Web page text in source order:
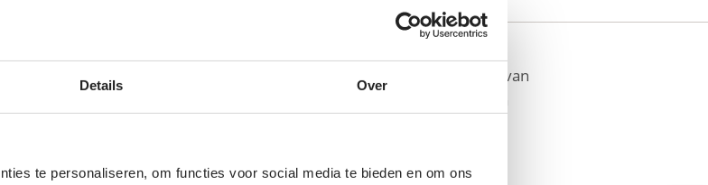
Details Over
te personaliseren, om functies voor social media te bieden en om ons
geïnspireerd door een Bijbelse motivatie, het voorkómen en oplossen van
helpt de stichting cliënten te werken aan een ordening van hun
met de gemeentelijke instanties.